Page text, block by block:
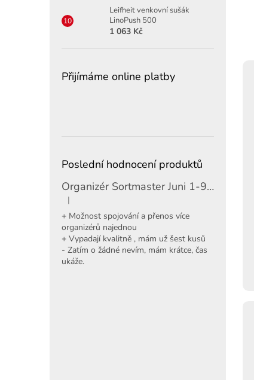
Leifheit venkovní sušák
LinoPush 500
1 063 Kč
Přijímáme online platby
Poslední hodnocení produktů
Organizér Sortmaster Juni 1-97-483
Hodnocení produktu je 5 z 5 hvězdiček.
|
+ Možnost spojování a přenos více
organizérů najednou
+ Vypadají kvalitně , mám už šest kusů
- Zatím o žádné nevím, mám krátce, čas
ukáže.